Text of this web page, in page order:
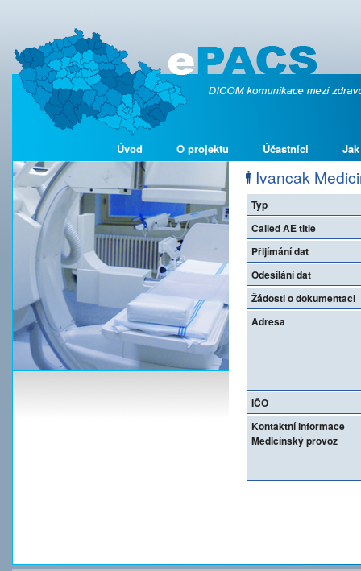
Úvod O projektu Účastníci
Ivancak
Typ
Called AE title
Přijímání dat
Odesílání dat
Žádosti o dokumentaci
Adresa
IČO
Kontaktní informace
Medicínský provoz